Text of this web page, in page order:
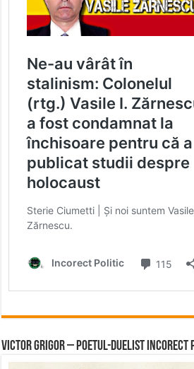
Victor Grigor – Poetul-Duelist Incorect